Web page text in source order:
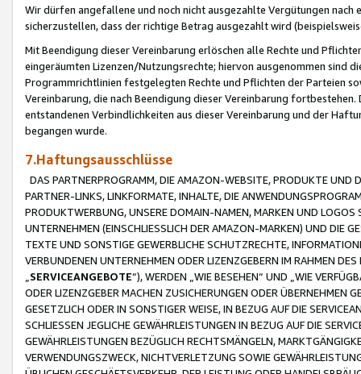
Wir dürfen angefallene und noch nicht ausgezahlte Vergütungen
sicherzustellen, dass der richtige Betrag ausgezahlt wird
Mit Beendigung dieser Vereinbarung erlöschen alle Rechte und
eingeräumten Lizenzen/Nutzungsrechte; hiervon ausgenommen sind
Programmrichtlinien festgelegten Rechte und Pflichten der Parteien
Vereinbarung, die nach Beendigung dieser Vereinbarung
entstandenen Verbindlichkeiten aus dieser Vereinbarung und der
begangen wurde.
7.Haftungsausschlüsse
DAS PARTNERPROGRAMM, DIE AMAZON-WEBSITE, PRODUKTE UND
PARTNER-LINKS, LINKFORMATE, INHALTE, DIE
PRODUKTWERBUNG, UNSERE DOMAIN-NAMEN, MARKEN UND
UNTERNEHMEN (EINSCHLIESSLICH DER AMAZON-MARKEN) UND DIE
TEXTE UND SONSTIGE GEWERBLICHE SCHUTZRECHTE,
VERBUNDENEN UNTERNEHMEN ODER LIZENZGEBERN IM RAHMEN
SERVICEANGEBOTE“), WERDEN „WIE BESEHEN“ UND „WIE
ODER LIZENZGEBER MACHEN ZUSICHERUNGEN ODER ÜBERNEHMEN
GESETZLICH ODER IN SONSTIGER WEISE, IN BEZUG AUF DIE
SCHLIESSEN JEGLICHE GEWÄHRLEISTUNGEN IN BEZUG AUF DIE
GEWÄHRLEISTUNGEN BEZÜGLICH RECHTSMÄNGELN,
VERWENDUNGSZWECK, NICHTVERLETZUNG SOWIE